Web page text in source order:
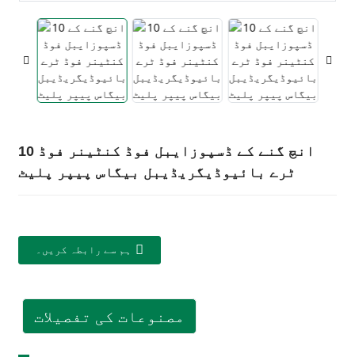
10 انچ گنے کے ڈسپوزایبل فوڈ کنٹینر فوڈ
ٹرے بائیوڈیگریڈیبل بیگاس پیپر پلیٹ
ہم سے رابطہ کریں۔
مصنوعات کی تفصیلات